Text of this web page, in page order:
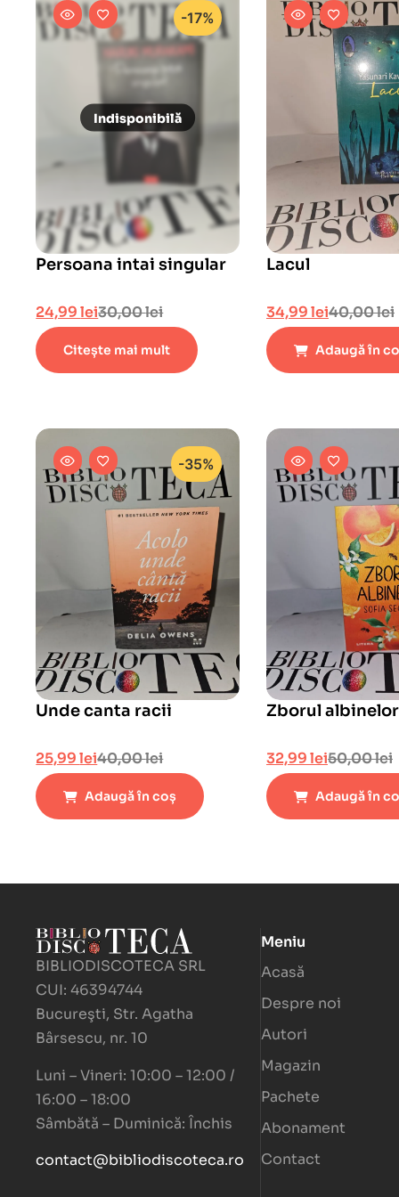
-17%
Persoana intai singular
30,00lei
24,99lei
Citește mai mult
Lacul
40,00lei
34,99lei
Adaugă în
-35%
Unde canta racii
40,00lei
25,99lei
Adaugă în coș
Zborul albinelor
50,00lei
32,99lei
Adaugă în
BIBLIODISCOTECA SRL
CUI: 46394744
Bucureşti, Str. Agatha
Bârsescu, nr. 10
Luni – Vineri: 10:00 – 12:00 /
16:00 – 18:00
Sâmbătă – Duminică: Închis
contact@bibliodiscoteca.ro
Meniu
Acasă
Despre noi
Autori
Magazin
Pachete
Abonament
Contact